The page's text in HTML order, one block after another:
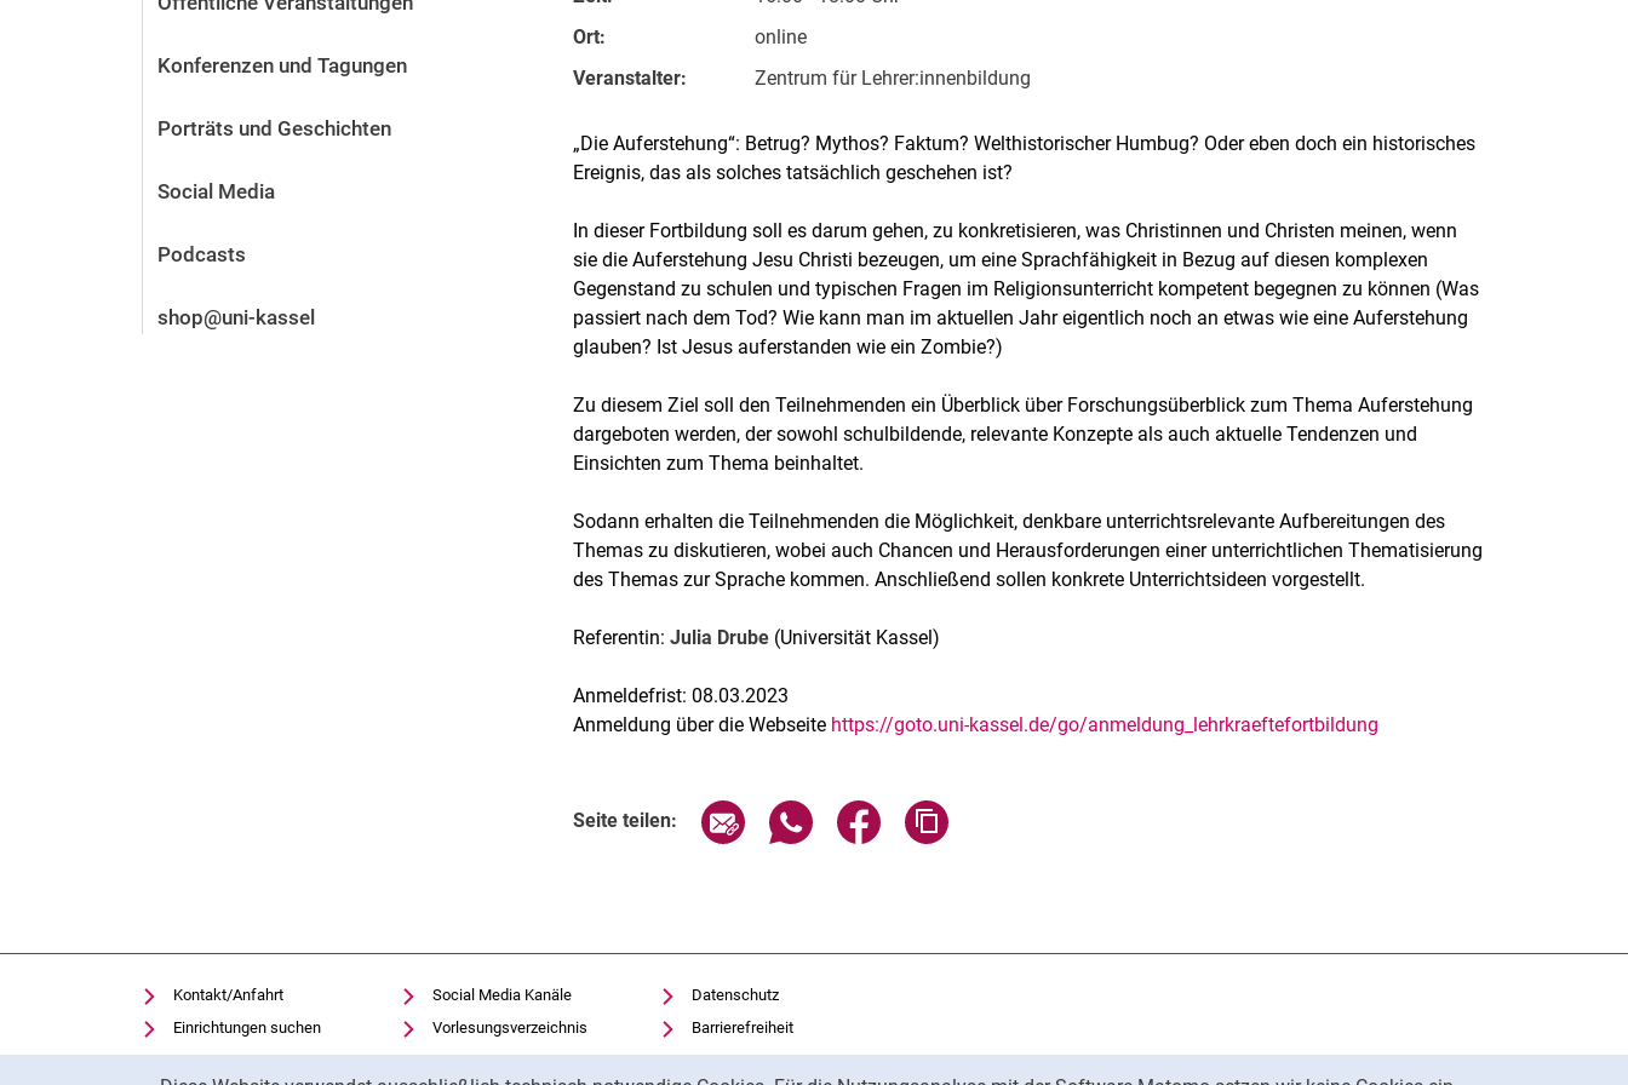
Stellenangebote
Alum­ni und Freunde
Kontakt und Standorte
Konferenzen und Tagungen
Porträts und Geschichten
Social Media
Podcasts
shop@uni-kassel
Ort:
online
Veranstalter:
Zen­trum für Leh­rer:in­nen­bil­dung
„Die Auferstehung“: Betrug? Mythos? Faktum? Welthistorischer Humbug? Oder eben doch ein historisches
Ereignis, das als solches tatsächlich geschehen ist?
In dieser Fortbildung soll es darum gehen, zu konkretisieren, was Christinnen und Christen meinen, wenn
sie die Auferstehung Jesu Christi bezeugen, um eine Sprachfähigkeit in Bezug auf diesen komplexen
Gegenstand zu schulen und typischen Fragen im Religionsunterricht kompetent begegnen zu können (Was
passiert nach dem Tod? Wie kann man im aktuellen Jahr eigentlich noch an etwas wie eine Auferstehung
glauben? Ist Jesus auferstanden wie ein Zombie?)
Zu diesem Ziel soll den Teilnehmenden ein Überblick über Forschungsüberblick zum Thema Auferstehung
dargeboten werden, der sowohl schulbildende, relevante Konzepte als auch aktuelle Tendenzen und
Einsichten zum Thema beinhaltet.
Sodann erhalten die Teilnehmenden die Möglichkeit, denkbare unterrichtsrelevante Aufbereitungen des
Themas zu diskutieren, wobei auch Chancen und Herausforderungen einer unterrichtlichen Thematisierung
des Themas zur Sprache kommen. Anschließend sollen konkrete Unterrichtsideen vorgestellt.
Referentin:Julia Drube (Universität Kassel)
Anmeldefrist: 08.03.2023
Anmeldung über die Webseite https://goto.uni-kassel.de/go/anmeldung_lehrkraeftefortbildung
Seite teilen: Seite über E-Mail teilen
Seite über WhatsApp teilen (externer Link, öffnet neues Fenster)
Seite über Facebook teilen (externer Link, öffnet neues Fenster)
Kontakt/Anfahrt
Einrichtungen suchen
Stellenangebote
Social Media Kanäle
Vorlesungsverzeichnis
Moodle
Datenschutz
Barrierefreiheit
Transparenter KI-Einsatz